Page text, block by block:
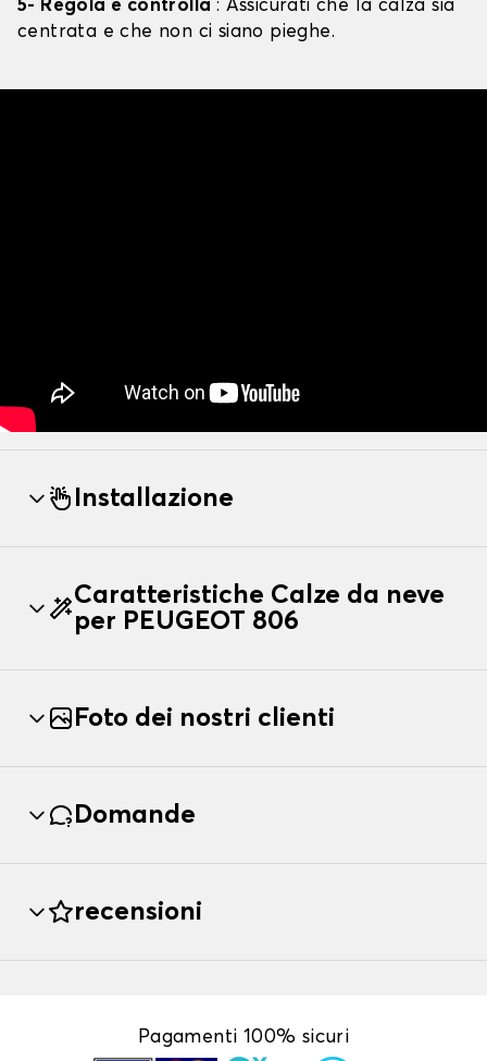
5- Regola e controlla : Assicurati che la calza sia
centrata e che non ci siano pieghe.
Installazione
Caratteristiche Calze da neve
per PEUGEOT 806
Foto dei nostri clienti
Domande
recensioni
Pagamenti 100% sicuri